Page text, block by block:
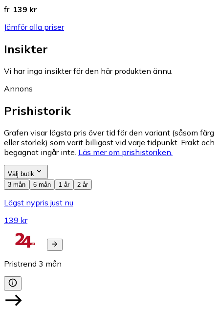
fr. 139 kr
Jämför alla priser
Insikter
Vi har inga insikter för den här produkten ännu.
Annons
Prishistorik
Grafen visar lägsta pris över tid för den variant (såsom färg
eller storlek) som varit billigast vid varje tidpunkt. Frakt och
begagnat ingår inte. Läs mer om prishistoriken.
Välj butik
3 mån
6 mån 1 år 2 år
Lägst nypris just nu
139 kr
Pristrend 3 mån